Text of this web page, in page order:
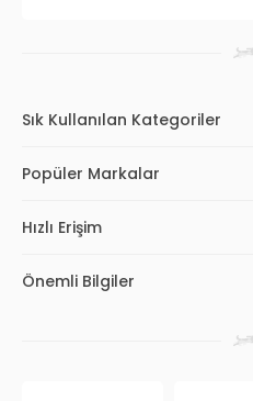
Sık Kullanılan Kategoriler
Popüler Markalar
Hızlı Erişim
Önemli Bilgiler